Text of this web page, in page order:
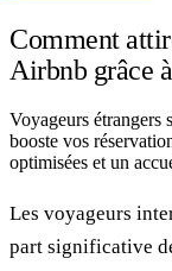
Comment
Airbnb grâce
Voyageurs étrangers
booste vos
optimisées et un
Les voyageurs
part significative